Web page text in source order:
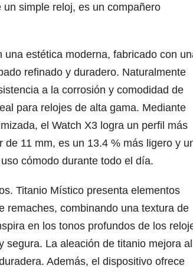
simple reloj, es un compañero
estética moderna, fabricado con
refinado y duradero. Naturalmente
a la corrosión y comodidad de
para relojes de alta gama. Mediante
el Watch X3 logra un perfil más
11 mm, es un 13.4 % más ligero y
cómodo durante todo el día.
Titanio Místico presenta elementos
remaches, combinando una textura de
en los tonos profundos de los
segura. La aleación de titanio mejora al
Además, el dispositivo ofrece